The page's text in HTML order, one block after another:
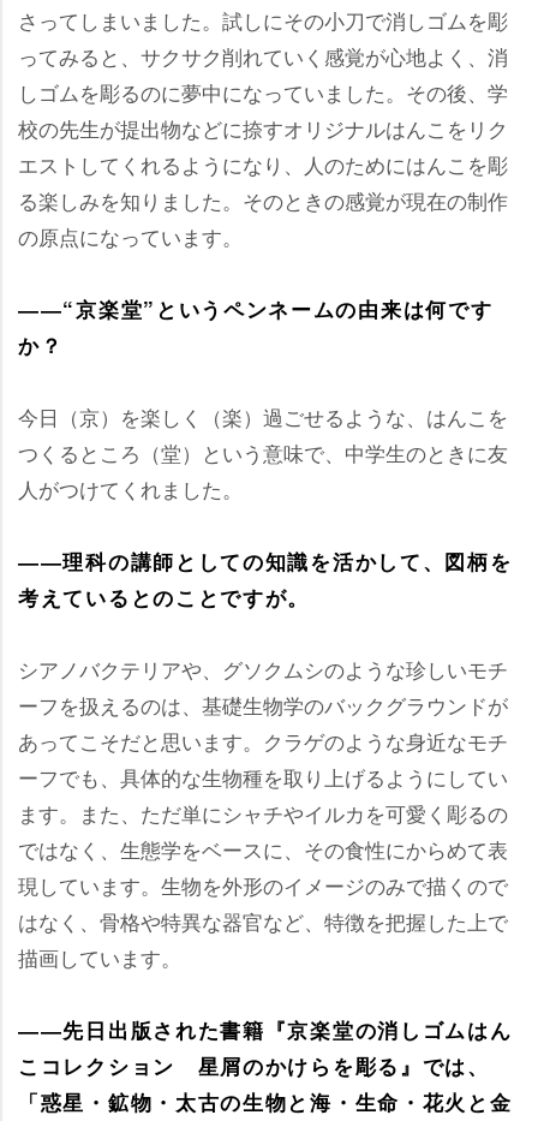
さってしまいました。試しにその小刀で消しゴムを彫
ってみると、サクサク削れていく感覚が心地よく、消
しゴムを彫るのに夢中になっていました。その後、学
校の先生が提出物などに捺すオリジナルはんこをリク
エストしてくれるようになり、人のためにはんこを彫
る楽しみを知りました。そのときの感覚が現在の制作
の原点になっています。
――“京楽堂”というペンネームの由来は何です
か？
今日（京）を楽しく（楽）過ごせるような、はんこを
つくるところ（堂）という意味で、中学生のときに友
人がつけてくれました。
――理科の講師としての知識を活かして、図柄を
考えているとのことですが。
シアノバクテリアや、グソクムシのような珍しいモチ
ーフを扱えるのは、基礎生物学のバックグラウンドが
あってこそだと思います。クラゲのような身近なモチ
ーフでも、具体的な生物種を取り上げるようにしてい
ます。また、ただ単にシャチやイルカを可愛く彫るの
ではなく、生態学をベースに、その食性にからめて表
現しています。生物を外形のイメージのみで描くので
はなく、骨格や特異な器官など、特徴を把握した上で
描画しています。
――先日出版された書籍『京楽堂の消しゴムはん
こコレクション 星屑のかけらを彫る』では、
「惑星・鉱物・太古の生物と海・生命・花火と金